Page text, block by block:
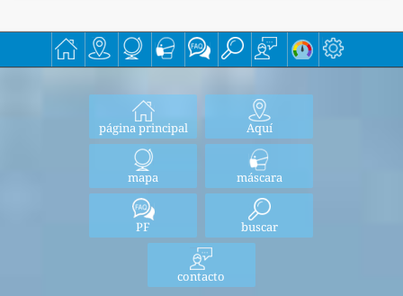
página principal Aquí
mapa máscara
PF buscar
contacto